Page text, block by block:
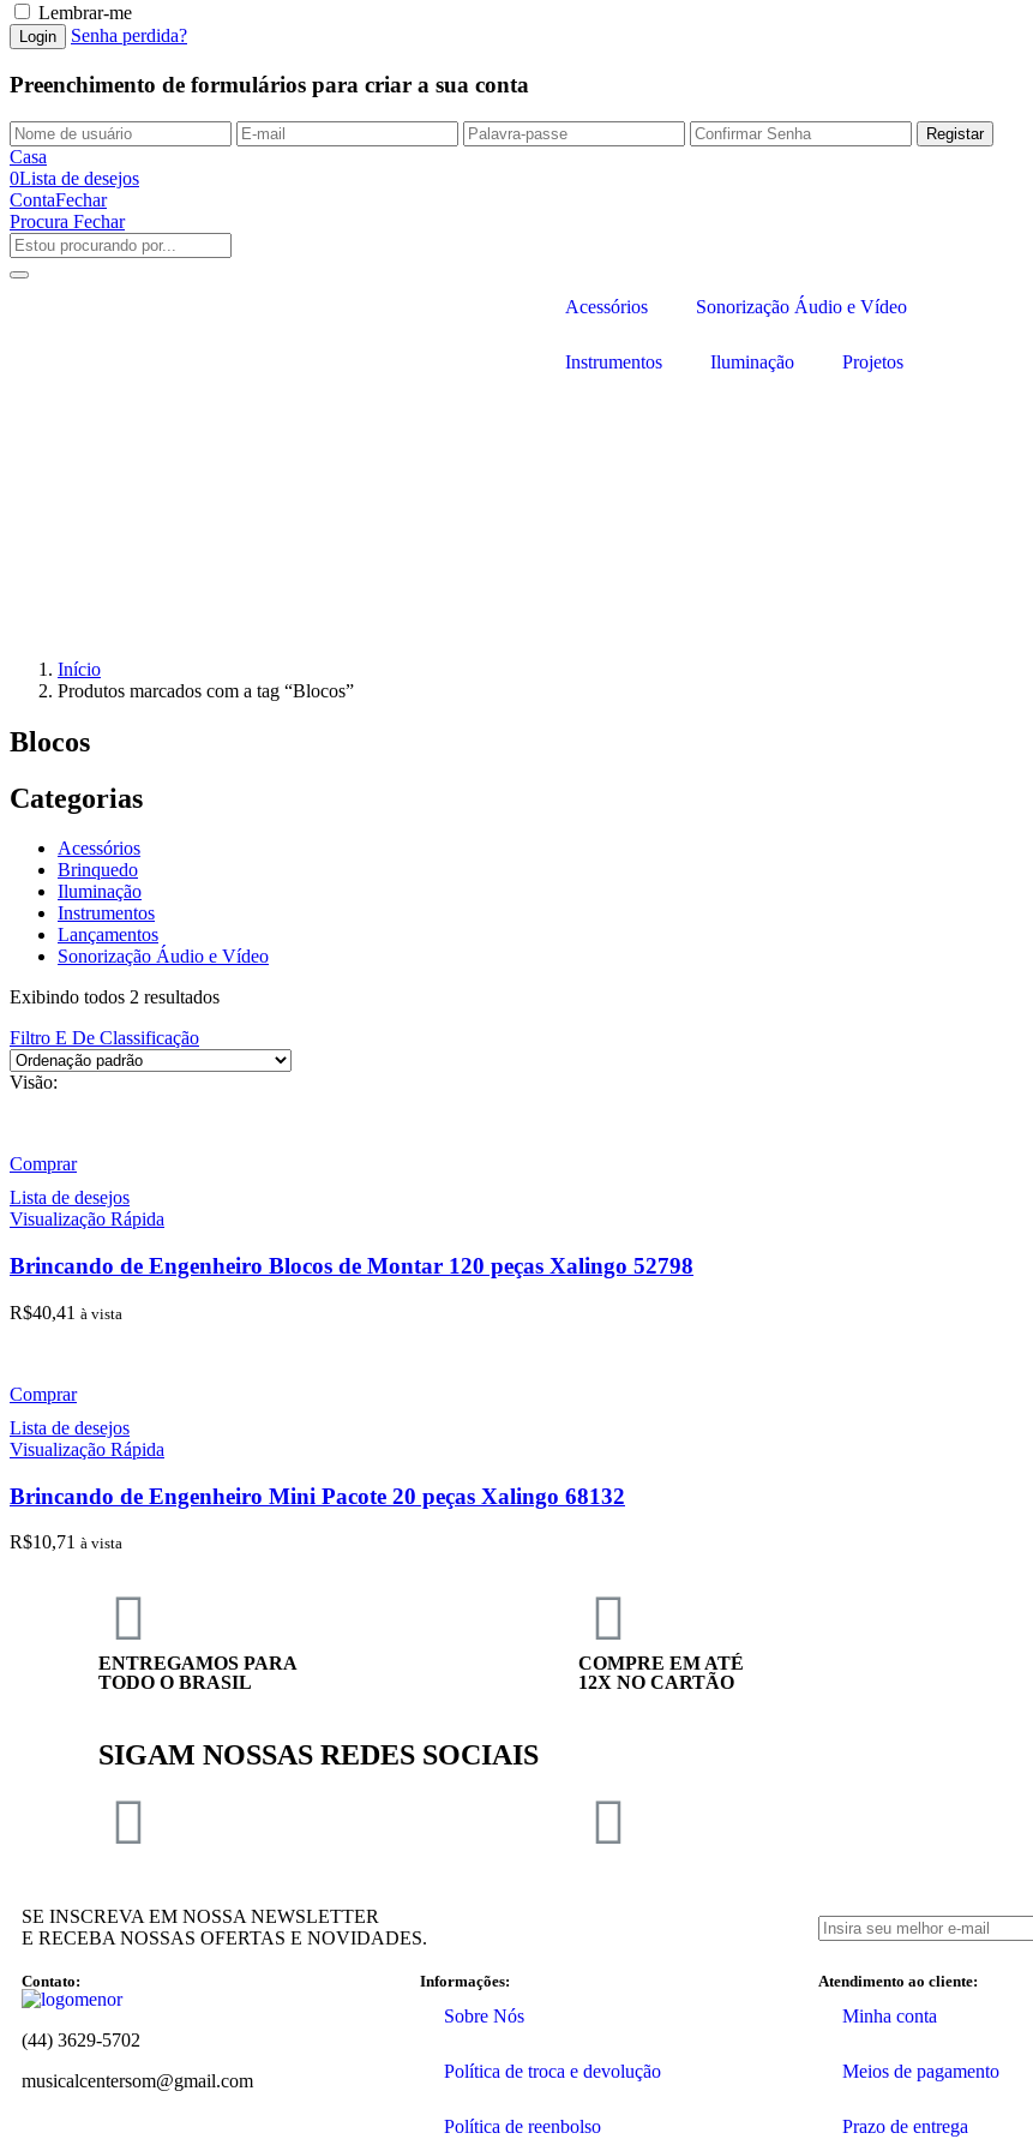
Lembrar-me
Senha perdida?
Preenchimento de formulários para criar a sua conta
Casa
0Lista de desejos
ContaFechar
Procura Fechar
Acessórios Sonorização Áudio e Vídeo
Instrumentos Iluminação Projetos
Início
Produtos marcados com a tag “Blocos”
Blocos
Categorias
Acessórios
Brinquedo
Iluminação
Instrumentos
Lançamentos
Sonorização Áudio e Vídeo
Exibindo todos 2 resultados
Filtro E De Classificação
Visão:
Comprar
Lista de desejos
Visualização Rápida
Brincando de Engenheiro Blocos de Montar 120 peças Xalingo 52798
R$40,41 à vista
Comprar
Lista de desejos
Visualização Rápida
Brincando de Engenheiro Mini Pacote 20 peças Xalingo 68132
R$10,71 à vista
ENTREGAMOS PARA
TODO O BRASIL
COMPRE EM ATÉ
12X NO CARTÃO
SIGAM NOSSAS REDES SOCIAIS
SE INSCREVA EM NOSSA NEWSLETTER
E RECEBA NOSSAS OFERTAS E NOVIDADES.
Contato:
(44) 3629-5702
musicalcentersom@gmail.com
Informações:
Sobre Nós
Política de troca e devolução
Política de reenbolso
Atendimento ao cliente:
Minha conta
Meios de pagamento
Prazo de entrega